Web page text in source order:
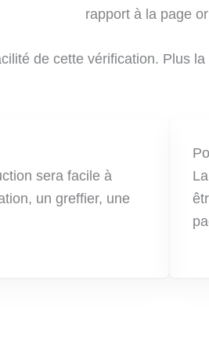
rapport à la page
de cette vérification. Plus
sera facile à
un greffier, une